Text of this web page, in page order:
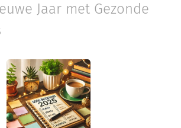
Jaar met Gezonde